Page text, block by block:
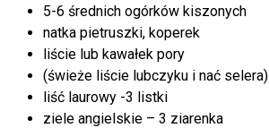
5-6 średnich ogórków kiszonych
natka pietruszki, koperek
liście lub kawałek pory
(świeże liście lubczyku i nać selera)
liść laurowy -3 listki
ziele angielskie – 3 ziarenka